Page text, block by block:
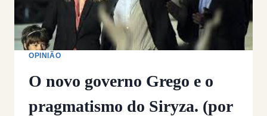
OPINIÃO
O novo governo Grego e o
pragmatismo do Siryza. (por